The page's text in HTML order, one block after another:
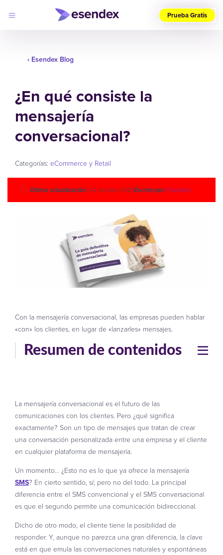
país
Productos
Soluciones
Desarrolladores
Precios
Por qué
elegirnos
Log
in
Prueba Gratis
‹ Esendex Blog
¿En qué consiste la
mensajería
conversacional?
Categorías: eCommerce y Retail
Última actualización:24 octubre 2025Escrito por: Esendex
Con la mensajería conversacional, las empresas pueden hablar
«con» los clientes, en lugar de «lanzarles» mensajes.
Resumen de contenidos
La mensajería conversacional es el futuro de las
comunicaciones con los clientes. Pero ¿qué significa
exactamente? Son un tipo de mensajes que tratan de crear
una conversación personalizada entre una empresa y el cliente
en cualquier plataforma de mensajería.
Un momento… ¿Esto no es lo que ya ofrece la mensajería
SMS? En cierto sentido, sí; pero no del todo. La principal
diferencia entre el SMS convencional y el SMS conversacional
es que el segundo permite una comunicación bidireccional.
Dicho de otro modo, el cliente tiene la posibilidad de
responder. Y, aunque no parezca una gran diferencia, la clave
está en que emula las conversaciones naturales y espontáneas